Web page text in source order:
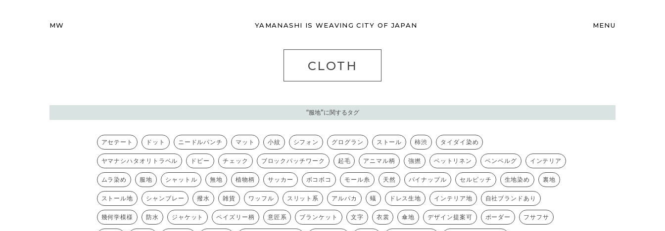
MW MENU
YAMANASHI IS WEAVING CITY OF JAPAN
CLOTH
“服地”に関するタグ
アセテート ドット ニードルパンチ マット 小紋 シフォン グログラン ストール 柿渋 タイダイ染め
ヤマナシハタオリトラベル ドビー チェック ブロックパッチワーク 起毛 アニマル柄 強撚 ベットリネン ベンベルグ インテリア
ムラ染め 服地 シャットル 無地 植物柄 サッカー ボコボコ モール糸 天然 パイナップル セルビッチ 生地染め 裏地
ストール地 シャンブレー 撥水 雑貨 ワッフル スリット系 アルパカ 蟻 ドレス生地 インテリア地 自社ブランドあり
幾何学模様 防水 ジャケット ペイズリー柄 意匠系 ブランケット 文字 衣裳 傘地 デザイン提案可 ボーダー フサフサ